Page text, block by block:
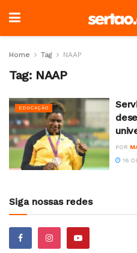
Home Tag NAAP
Tag: NAAP
EDUCAÇÃO
POR
16
Siga nossas redes